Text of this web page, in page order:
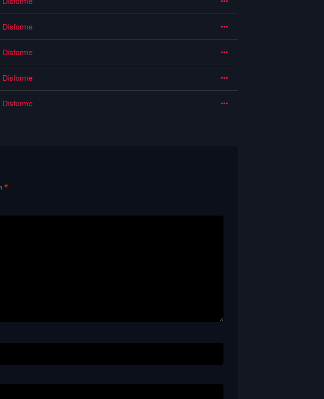
Disforme
Disforme
Disforme
Disforme
*